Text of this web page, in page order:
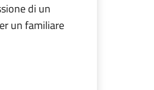
di un
un familiare